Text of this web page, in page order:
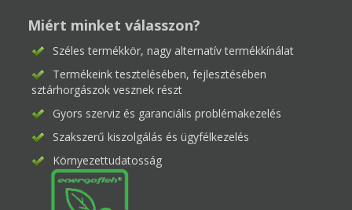
Miért minket válasszon?
Széles termékkör, nagy alternatív termékkínálat
Termékeink tesztelésében, fejlesztésében
sztárhorgászok vesznek részt
Gyors szerviz és garanciális problémakezelés
Szakszerű kiszolgálás és ügyfélkezelés
Környezettudatosság